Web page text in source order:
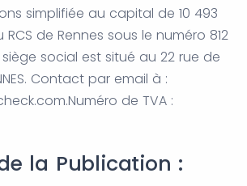
simplifiée au capital de 10 493
RCS de Rennes sous le numéro 812
social est situé au 22 rue de
Contact par email à :
de TVA :
la Publication :